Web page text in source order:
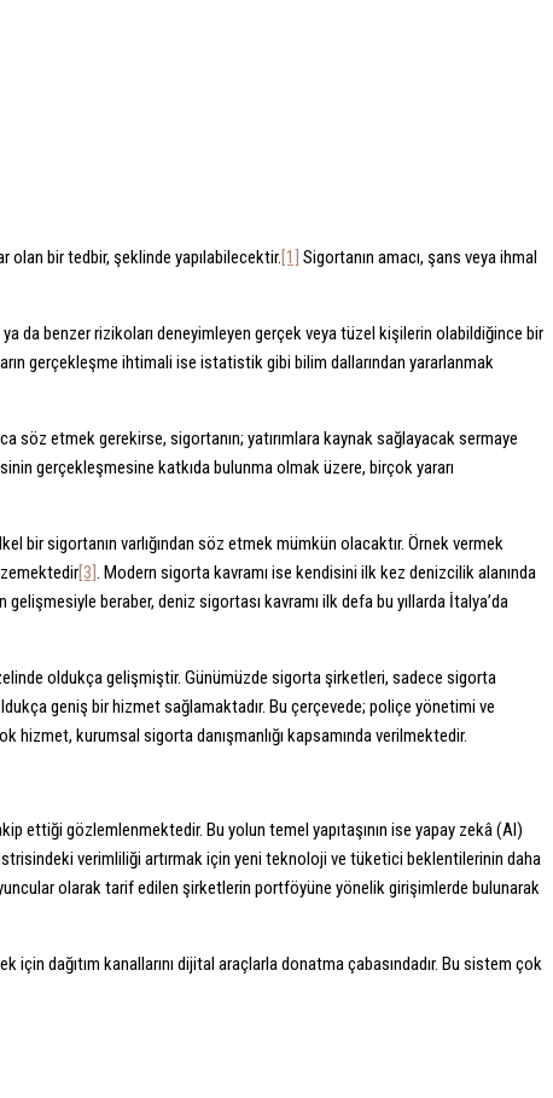
olan bir tedbir, şeklinde yapılabilecektir.[1] Sigortanın amacı, şans veya ihmal
da benzer rizikoları deneyimleyen gerçek veya tüzel kişilerin olabildiğince bir
gerçekleşme ihtimali ise istatistik gibi bilim dallarından yararlanmak
söz etmek gerekirse, sigortanın; yatırımlara kaynak sağlayacak sermaye
gerçekleşmesine katkıda bulunma olmak üzere, birçok yararı
bir sigortanın varlığından söz etmek mümkün olacaktır. Örnek vermek
[3]. Modern sigorta kavramı ise kendisini ilk kez denizcilik alanında
beraber, deniz sigortası kavramı ilk defa bu yıllarda İtalya’da
oldukça gelişmiştir. Günümüzde sigorta şirketleri, sadece sigorta
geniş bir hizmet sağlamaktadır. Bu çerçevede; poliçe yönetimi ve
hizmet, kurumsal sigorta danışmanlığı kapsamında verilmektedir.
ettiği gözlemlenmektedir. Bu yolun temel yapıtaşının ise yapay zekâ (AI)
verimliliği artırmak için yeni teknoloji ve tüketici beklentilerinin daha
olarak tarif edilen şirketlerin portföyüne yönelik girişimlerde bulunarak
dağıtım kanallarını dijital araçlarla donatma çabasındadır. Bu sistem çok